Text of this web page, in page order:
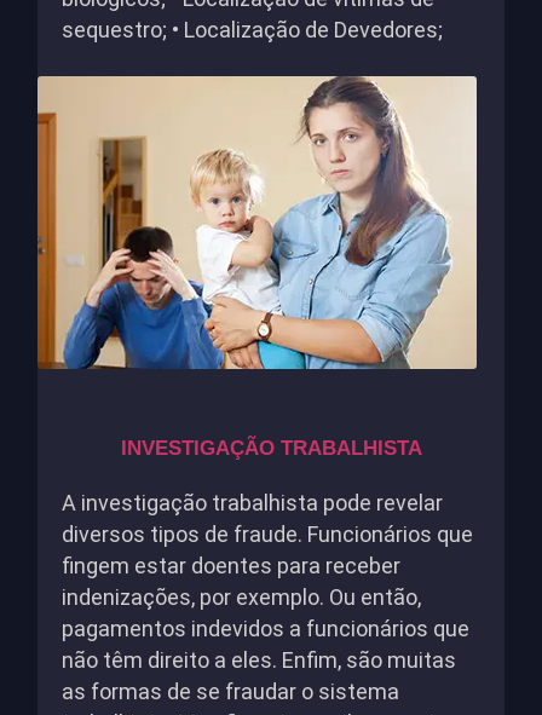
sequestro; • Localização de Devedores;
INVESTIGAÇÃO TRABALHISTA
A investigação trabalhista pode revelar
diversos tipos de fraude. Funcionários que
fingem estar doentes para receber
indenizações, por exemplo. Ou então,
pagamentos indevidos a funcionários que
não têm direito a eles. Enfim, são muitas
as formas de se fraudar o sistema